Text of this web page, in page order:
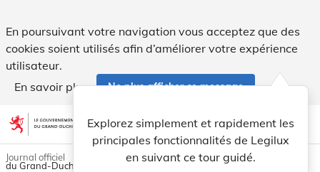
En poursuivant votre navigation vous acceptez que des
cookies soient utilisés afin d’améliorer votre expérience
utilisateur.
En savoir plus
Ne plus afficher ce message
Aller au contenu account_circle help Aide
Explorez simplement et rapidement les
principales fonctionnalités de Legilux
en suivant ce tour guidé.
light_mode dark_mode
Journal officiel
du Grand-Duché de Luxembourg